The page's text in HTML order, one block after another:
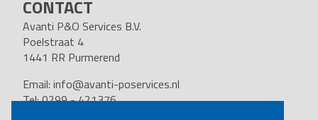
CONTACT
Avanti P&O Services B.V.
Poelstraat 4
1441 RR Purmerend
Email: info@avanti-poservices.nl
Tel: 0299 - 421376